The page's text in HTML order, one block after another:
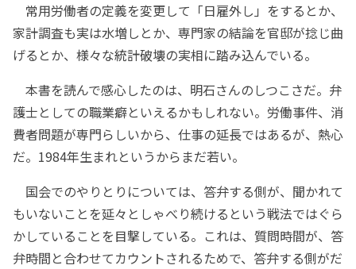
常用労働者の定義を変更して「日雇外し」をするとか、
家計調査も実は水増しとか、専門家の結論を官邸が捻じ曲
げるとか、様々な統計破壊の実相に踏み込んでいる。
本書を読んで感心したのは、明石さんのしつこさだ。弁
護士としての職業癖といえるかもしれない。労働事件、消
費者問題が専門らしいから、仕事の延長ではあるが、熱心
だ。1984年生まれというからまだ若い。
国会でのやりとりについては、答弁する側が、聞かれて
もいないことを延々としゃべり続けるという戦法ではぐら
かしていることを目撃している。これは、質問時間が、答
弁時間と合わせてカウントされるためで、答弁する側がだ